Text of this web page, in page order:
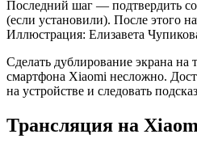
Последний шаг — подтвердить
(если установили). После этого
Иллюстрация: Елизавета
Сделать дублирование экрана на
смартфона Xiaomi несложно.
на устройстве и следовать
Трансляция на